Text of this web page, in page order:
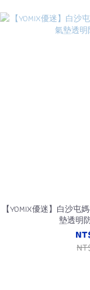
【YOMIX優迷】白沙屯
墊透明